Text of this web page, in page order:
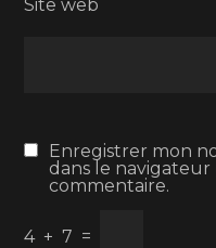
Site web
Enregistrer mon
dans le
commentaire.
4 + 7 =